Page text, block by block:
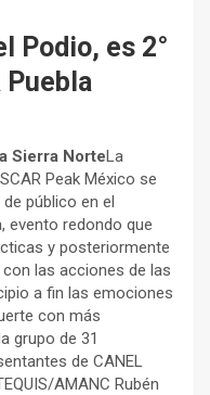
Podio, es 2°
Puebla
Sierra NorteLa
Peak México se
público en el
evento redondo que
y posteriormente
las acciones de las
a fin las emociones
con más
grupo de 31
de CANEL
AMANC Rubén